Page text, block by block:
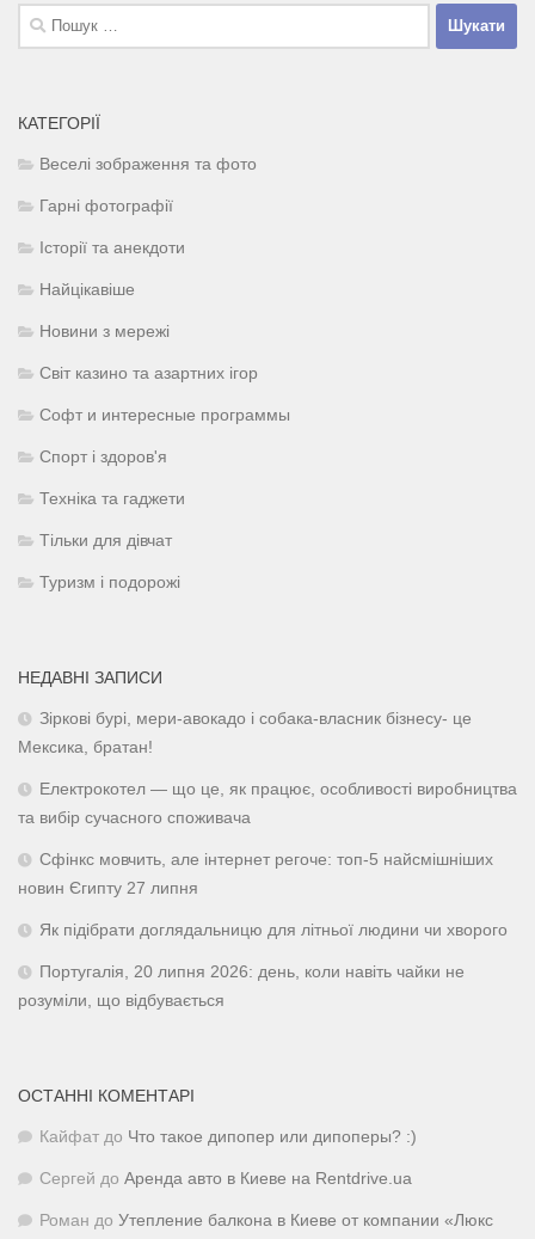
Пошук:
КАТЕГОРІЇ
Веселі зображення та фото
Гарні фотографії
Історії та анекдоти
Найцікавіше
Новини з мережі
Світ казино та азартних ігор
Софт и интересные программы
Спорт і здоров'я
Техніка та гаджети
Тільки для дівчат
Туризм і подорожі
НЕДАВНІ ЗАПИСИ
Зіркові бурі, мери-авокадо і собака-власник бізнесу- це
Мексика, братан!
Електрокотел — що це, як працює, особливості виробництва
та вибір сучасного споживача
Сфінкс мовчить, але інтернет регоче: топ-5 найсмішніших
новин Єгипту 27 липня
Як підібрати доглядальницю для літньої людини чи хворого
Португалія, 20 липня 2026: день, коли навіть чайки не
розуміли, що відбувається
ОСТАННІ КОМЕНТАРІ
Кайфат до Что такое дипопер или дипоперы? :)
Сергей до Аренда авто в Киеве на Rentdrive.ua
Роман до Утепление балкона в Киеве от компании «Люкс